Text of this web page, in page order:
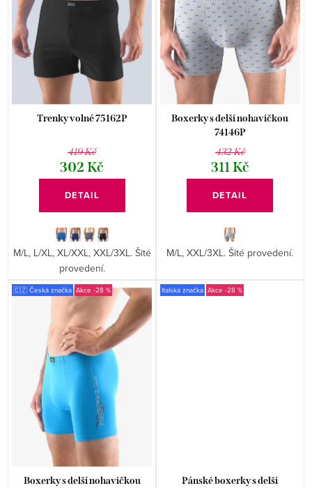
p
r
o
u
Abecedně
s
p
r
d
Trenky volné 75162P
419 Kč
302 Kč
DETAIL
M/L, L/XL, XL/XXL, XXL/3XL. Šité
provedení.
Boxerky s delší nohavičkou
74146P
432 Kč
311 Kč
DETAIL
M/L, XXL/3XL. Šité provedení.
🇨🇿 Česká značka -28 %
Boxerky s delší nohavičkou
Italská značka -28 %
Pánské boxerky s delší